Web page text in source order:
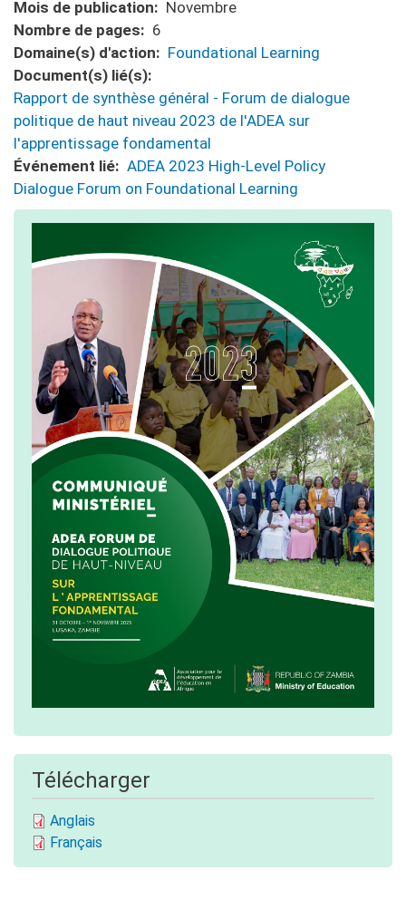
Mois de publication
Novembre
Nombre de pages
6
Domaine(s) d'action
Foundational Learning
Document(s) lié(s)
Rapport de synthèse général - Forum de dialogue
politique de haut niveau 2023 de l'ADEA sur
l'apprentissage fondamental
Événement lié
ADEA 2023 High-Level Policy
Dialogue Forum on Foundational Learning
Télécharger
Anglais
Français